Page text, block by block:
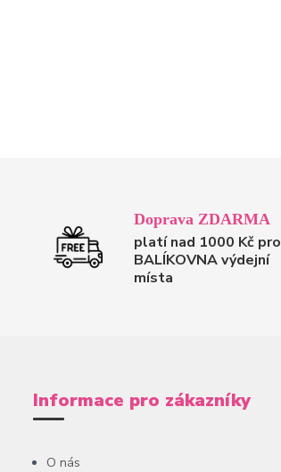
Doprava ZDARMA
platí nad 1000 Kč pro
BALÍKOVNA výdejní
místa
Informace pro zákazníky
O nás